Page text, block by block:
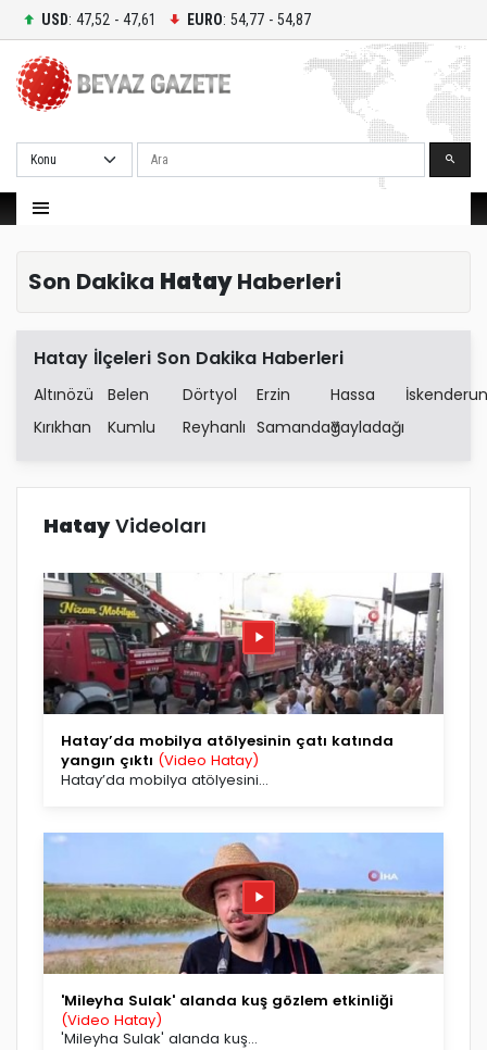
USD: 47,52 - 47,61 EURO: 54,77 - 54,87
Ara
Son Dakika HatayHaberleri
Hatay İlçeleri Son Dakika Haberleri
Altınözü Belen Dörtyol Erzin Hassa
İskenderun
Kırıkhan
Kumlu Reyhanlı SamandağYayladağı
HatayVideoları
Hatay’da mobilya atölyesinin çatı katında
yangın çıktı (Video Hatay)
Hatay’da mobilya atölyesini...
'Mileyha Sulak' alanda kuş gözlem etkinliği
(Video Hatay)
'Mileyha Sulak' alanda kuş...